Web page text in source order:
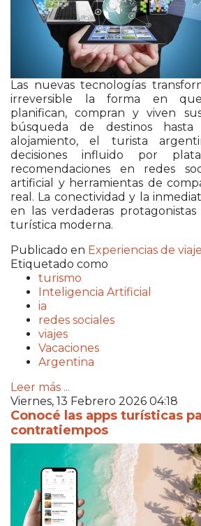
Las nuevas tecnologías
irreversible la forma en
planifican, compran y viven
búsqueda de destinos
alojamiento, el turista
decisiones influido por
recomendaciones en redes
artificial y herramientas de
real. La conectividad y la
en las verdaderas
turística moderna.
Publicado en Experiencias de
Etiquetado como
turismo
Inteligencia Artificial
ia
redes sociales
viajes
Vacaciones
Argentina
Leer más ...
Viernes, 13 Febrero 2026 04:18
Conocé las apps turísticas
contratiempos